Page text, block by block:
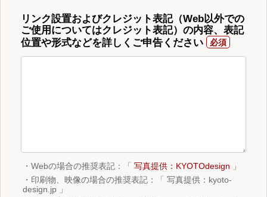
リンク設置およびクレジット表記（Web以外での
ご使用についてはクレジット表記）の内容、表記
位置や形式などを詳しくご申告ください
・Webの場合の推奨表記：「 写真提供：KYOTOdesign 」
・印刷物、映像の場合の推奨表記：「 写真提供：kyoto-
design.jp 」